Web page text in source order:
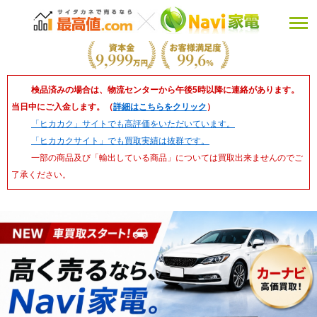
検品済みの場合は、物流センターから午後5時以降に連絡があります。
当日中にご入金します。（詳細はこちらをクリック ）
「ヒカカク」サイトでも高評価をいただいています。
「ヒカカクサイト」でも買取実績は抜群です。
一部の商品及び「輸出している商品」については買取出来ませんのでご
了承ください。